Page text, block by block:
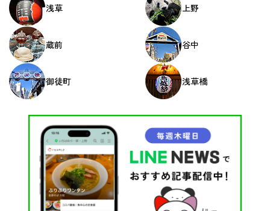
浅草 上野
蔵前 谷中
御徒町 浅草橋